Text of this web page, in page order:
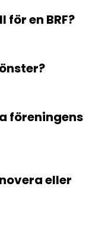
en BRF?
föreningens
eller